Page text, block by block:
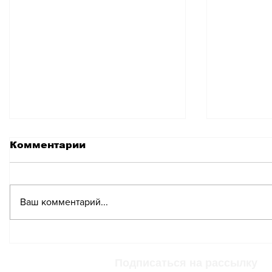
Комментарии
Ваш комментарий...